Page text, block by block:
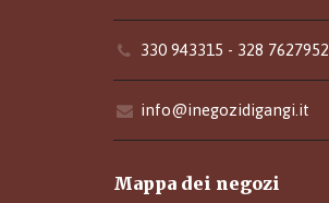
330 943315 - 328 7627952
info@inegozidigangi.it
Mappa dei negozi